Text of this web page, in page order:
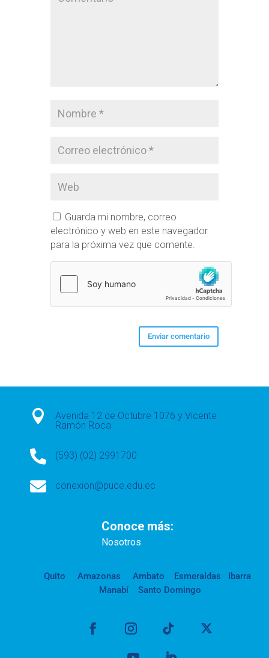
Guarda mi nombre, correo
electrónico y web en este navegador
para la próxima vez que comente.

Avenida 12 de Octubre 1076 y Vicente
Ramón Roca
 (593) (02) 2991700
 conexion@puce.edu.ec
Conoce más:
Nosotros
Quito Amazonas Ambato Esmeraldas
Ibarra
Manabí
Santo Domingo